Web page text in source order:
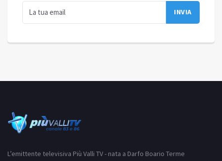
L’emittente televisiva Più Valli TV - nata a Darfo Boario Terme